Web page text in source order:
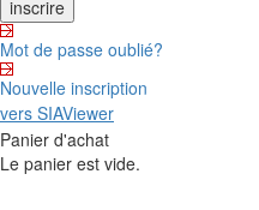
Mot de passe oublié?
Nouvelle inscription
vers SIAViewer
Panier d'achat
Le panier est vide.